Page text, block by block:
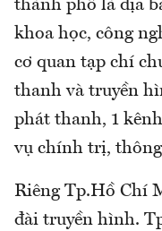
thành phố là địa
khoa học, công
cơ quan tạp chí
thanh và truyền
phát thanh, 1
vụ chính trị,
Riêng Tp.Hồ Chí
đài truyền hình.